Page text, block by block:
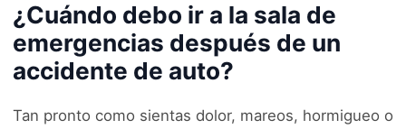
¿Cuándo debo ir a la sala de
emergencias después de un
accidente de auto?
Tan pronto como sientas dolor, mareos, hormigueo o